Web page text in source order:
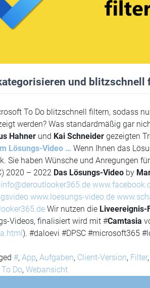
und blitzschnell
To Do blitzschnell filtern, sodass
werden? Was standardmäßig gar
Hahner und Kai Schneider gezeigten
Lösungs-Video … Wenn Ihnen das
Sie haben Wünsche und Anregungen
2020 – 2022 Das Lösungs-Video by
info@deroutlooker365.de
www.loesungs-video.de
Wir nutzen die Liveereignis-
Videos, finalisiert wird mit #Camtasia
). #daloevi #DPSC #microsoft365
#, App, Aufgaben, Client-Version, Filter,
To Do, Webansicht